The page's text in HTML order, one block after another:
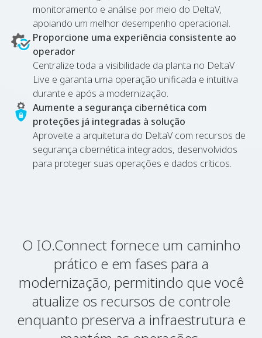
monitoramento e análise por meio do DeltaV,
apoiando um melhor desempenho operacional.
Proporcione uma experiência consistente ao
operador
Centralize toda a visibilidade da planta no DeltaV
Live e garanta uma operação unificada e intuitiva
durante e após a modernização.
Aumente a segurança cibernética com
proteções já integradas à solução
Aproveite a arquitetura do DeltaV com recursos de
segurança cibernética integrados, desenvolvidos
para proteger suas operações e dados críticos.
O IO.Connect fornece um caminho
prático e em fases para a
modernização, permitindo que você
atualize os recursos de controle
enquanto preserva a infraestrutura e